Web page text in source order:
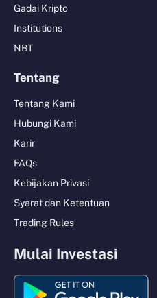
Gadai Kripto
Institutions
NBT
Tentang
Tentang Kami
Hubungi Kami
Karir
FAQs
Kebijakan Privasi
Syarat dan Ketentuan
Trading Rules
Mulai Investasi